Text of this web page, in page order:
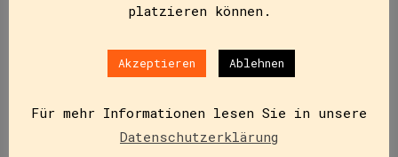
Qualle im Sommercamp
Sommercamp seines Lebens so manches aufregende
Abenteuer. Gemeinsam mit seinem Freund Öner und
platzieren können.
Akzeptieren Ablehnen
Für mehr Informationen lesen Sie in unsere
Datenschutzerklärung